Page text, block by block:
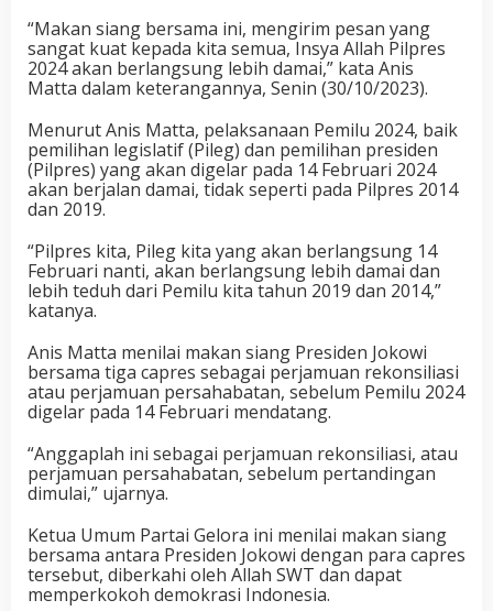
“Makan siang bersama ini, mengirim pesan yang
sangat kuat kepada kita semua, Insya Allah Pilpres
2024 akan berlangsung lebih damai,” kata Anis
Matta dalam keterangannya, Senin (30/10/2023).
Menurut Anis Matta, pelaksanaan Pemilu 2024, baik
pemilihan legislatif (Pileg) dan pemilihan presiden
(Pilpres) yang akan digelar pada 14 Februari 2024
akan berjalan damai, tidak seperti pada Pilpres 2014
dan 2019.
“Pilpres kita, Pileg kita yang akan berlangsung 14
Februari nanti, akan berlangsung lebih damai dan
lebih teduh dari Pemilu kita tahun 2019 dan 2014,”
katanya.
Anis Matta menilai makan siang Presiden Jokowi
bersama tiga capres sebagai perjamuan rekonsiliasi
atau perjamuan persahabatan, sebelum Pemilu 2024
digelar pada 14 Februari mendatang.
“Anggaplah ini sebagai perjamuan rekonsiliasi, atau
perjamuan persahabatan, sebelum pertandingan
dimulai,” ujarnya.
Ketua Umum Partai Gelora ini menilai makan siang
bersama antara Presiden Jokowi dengan para capres
tersebut, diberkahi oleh Allah SWT dan dapat
memperkokoh demokrasi Indonesia.